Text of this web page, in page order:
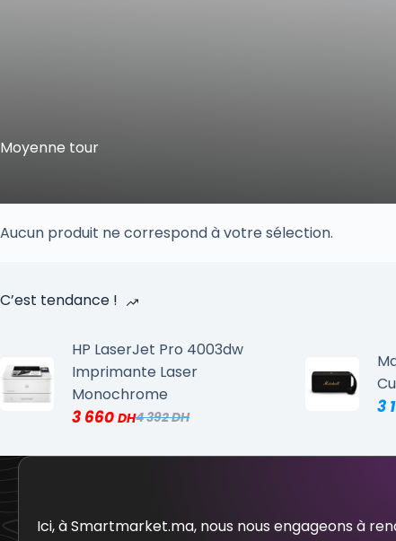
Moyenne tour
Aucun produit ne correspond à votre sélection.
C’est tendance !
HP LaserJet Pro 4003dw
Imprimante Laser
Monochrome
4 392
3 660
3
Ici, à Smartmarket.ma, nous nous engageons à